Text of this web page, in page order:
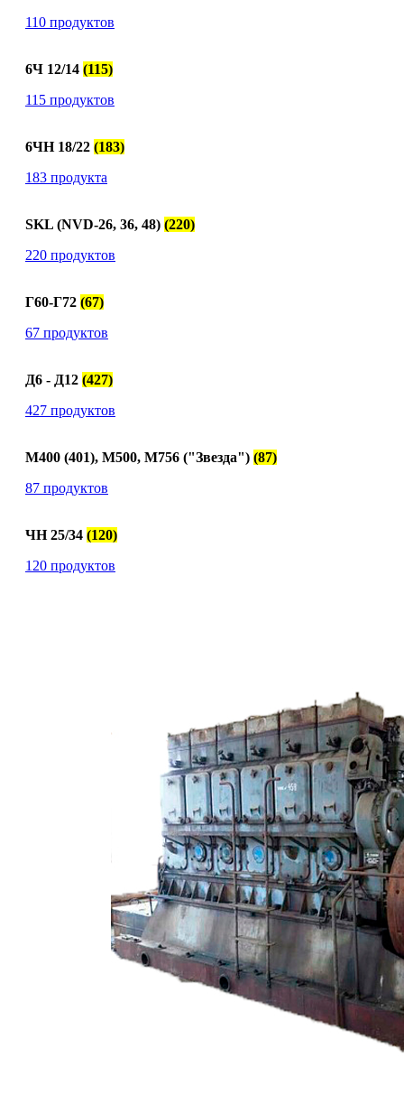
110 продуктов
6Ч 12/14 (115)
115 продуктов
6ЧН 18/22 (183)
183 продукта
SKL (NVD-26, 36, 48) (220)
220 продуктов
Г60-Г72 (67)
67 продуктов
Д6 - Д12 (427)
427 продуктов
М400 (401), М500, М756 ("Звезда") (87)
87 продуктов
ЧН 25/34 (120)
120 продуктов